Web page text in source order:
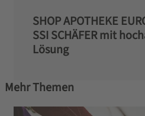
SHOP APOTHEKE
SSI SCHÄFER mit
Lösung
Mehr Themen